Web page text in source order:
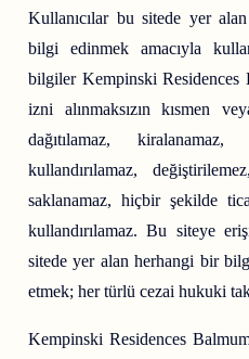
Kullanıcılar bu sitede yer
bilgi edinmek amacıyla
bilgiler Kempinski Residences
izni alınmaksızın kısmen
dağıtılamaz,
kullandırılamaz,
saklanamaz, hiçbir şekilde
kullandırılamaz. Bu siteye
sitede yer alan herhangi bir
etmek; her türlü cezai hukuki
Kempinski Residences